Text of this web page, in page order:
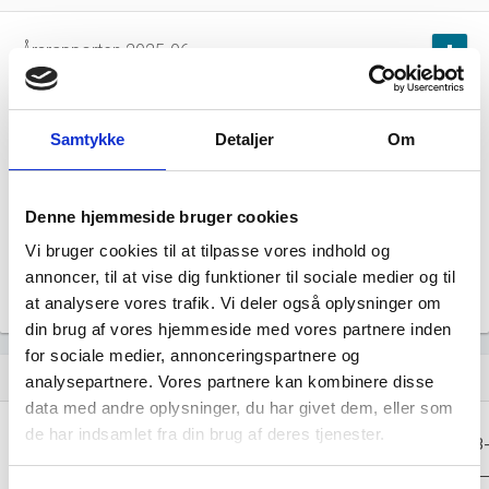
Samtykke Detaljer Om
Denne hjemmeside bruger cookies
Vi bruger cookies til at tilpasse vores indhold og
annoncer, til at vise dig funktioner til sociale medier og til
at analysere vores trafik. Vi deler også oplysninger om
din brug af vores hjemmeside med vores partnere inden
for sociale medier, annonceringspartnere og
analysepartnere. Vores partnere kan kombinere disse
data med andre oplysninger, du har givet dem, eller som
de har indsamlet fra din brug af deres tjenester.
Årsrapporten 2025-06 file_download
Årsrapporten 2024-06 file_download
Årsrapporten 2024-04 file_download
Årsrapporten 2023-04
Årsrapporten 2022-04 file_download
assignment Regnskaber
Resultat i 1000
2025-06 2024-06 2024-04